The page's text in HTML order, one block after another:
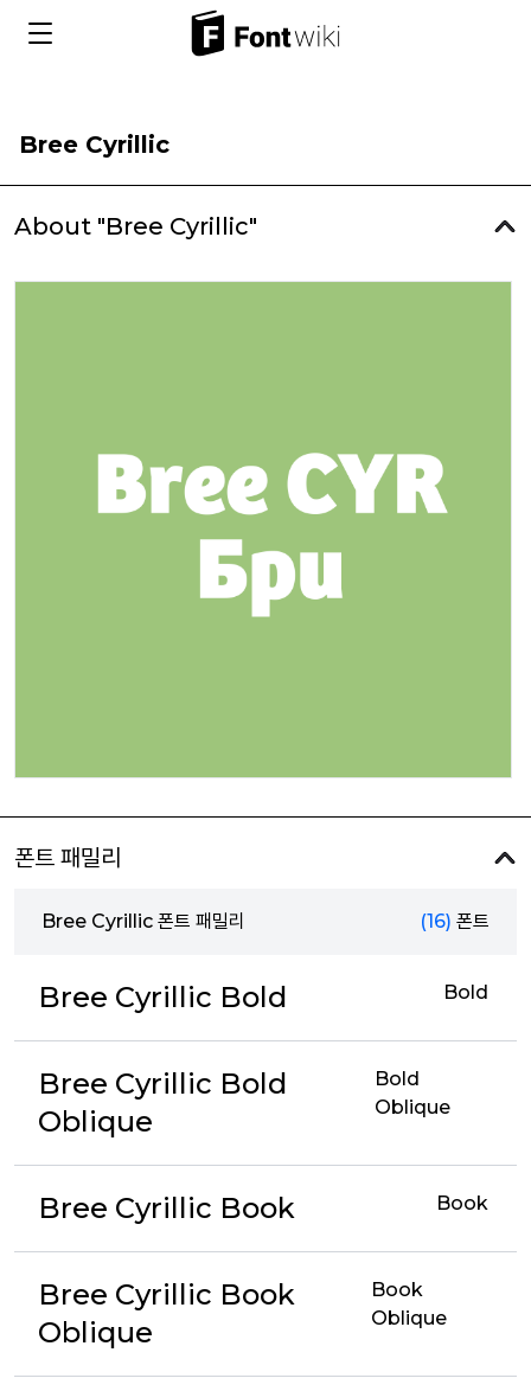
Bree Cyrillic
About "Bree Cyrillic"
폰트 패밀리
Bree Cyrillic 폰트 패밀리 (16) 폰트
Bree Cyrillic Bold Bold
Bree Cyrillic Bold
Oblique
Bold
Oblique
Bree Cyrillic Book Book
Bree Cyrillic Book
Oblique
Book
Oblique